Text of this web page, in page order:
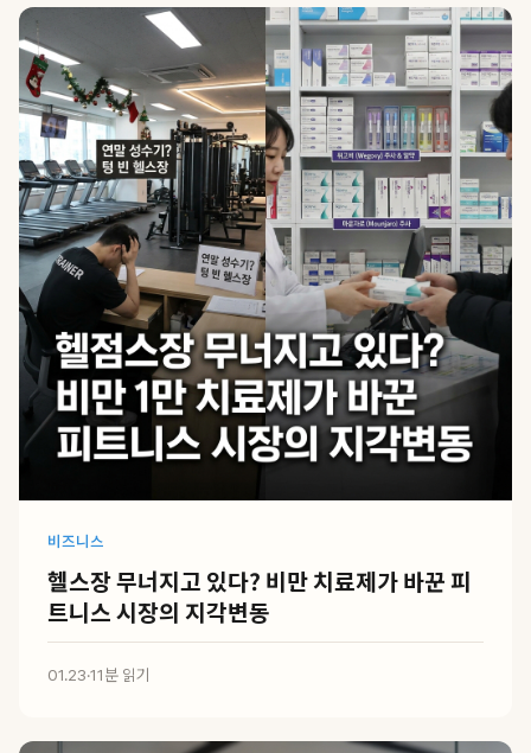
비즈니스
헬스장 무너지고 있다? 비만 치료제가 바꾼 피
트니스 시장의 지각변동
01.23·11분 읽기